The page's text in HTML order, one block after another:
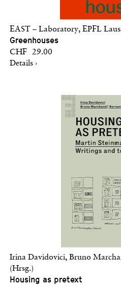
EAST – Laboratory, EPFL
Greenhouses
CHF 29.00
Details ›
Irina Davidovici, Bruno
(Hrsg.)
Housing as pretext